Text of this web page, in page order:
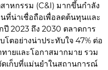
าหกรรม (C&I) มากขึ้นกำลัง
ที่น่าเชื่อถือเพื่อลดต้นทุนและ
2023 ถึง 2030 ตลาดการ
โตอย่างน่าประทับใจ 47% ต่อ
ายและโอกาสมากมาย รวม
ดเก็บที่แม่นยำในสถานการณ์